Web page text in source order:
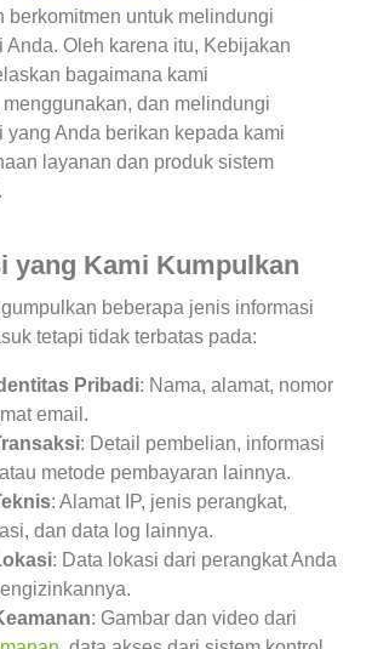
berkomitmen untuk melindungi
Anda. Oleh karena itu, Kebijakan
bagaimana kami
dan melindungi
yang Anda berikan kepada kami
layanan dan produk sistem
yang Kami Kumpulkan
beberapa jenis informasi
tetapi tidak terbatas pada:
Pribadi: Nama, alamat, nomor
email.
: Detail pembelian, informasi
metode pembayaran lainnya.
: Alamat IP, jenis perangkat,
dan data log lainnya.
: Data lokasi dari perangkat Anda
: Gambar dan video dari